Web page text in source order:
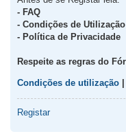
- FAQ
- Condições de Utilização
- Política de Privacidade
Respeite as regras do
Condições de utilização
Registar